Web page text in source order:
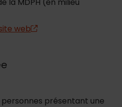
web
présentant une